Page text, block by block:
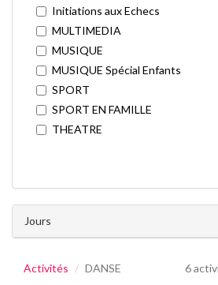
Initiations aux Echecs
MULTIMEDIA
MUSIQUE
MUSIQUE Spécial Enfants
SPORT
SPORT EN FAMILLE
THEATRE
Jours
Activités DANSE 6